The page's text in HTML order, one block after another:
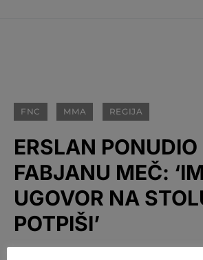
FNC MMA REGIJA
ERSLAN PONUDIO
FABJANU MEČ:
UGOVOR NA
POTPIŠI’